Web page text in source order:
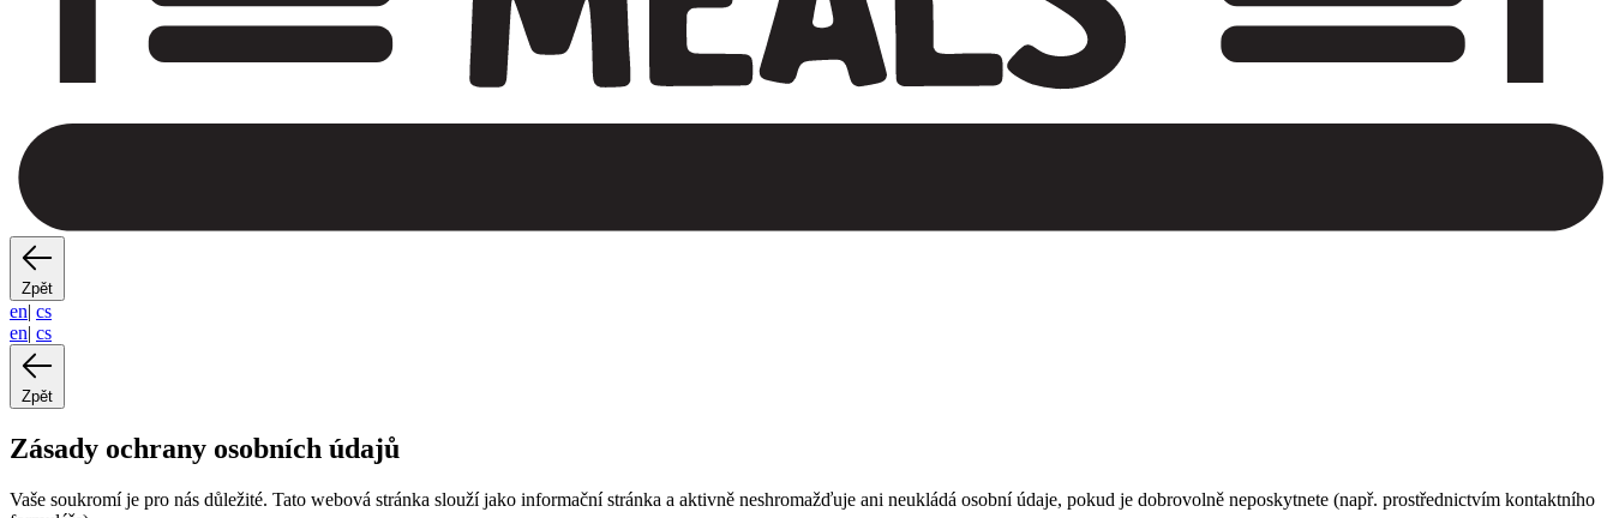
Zpět
en| cs
en| cs
Zpět
Zásady ochrany osobních údajů
Vaše soukromí je pro nás důležité. Tato webová stránka slouží jako informační stránka a aktivně neshromažďuje ani neukládá osobní údaje, pokud je dobrovolně neposkytnete (např. prostřednictvím kontaktního